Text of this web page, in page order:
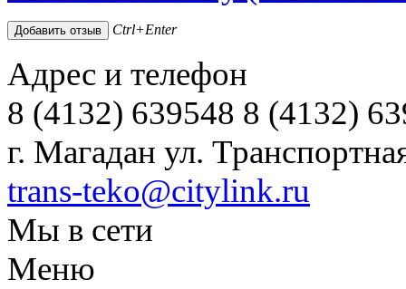
Ctrl+Enter
Адрес и телефон
8 (4132) 639548 8 (4132)
г. Магадан ул.
trans-teko@citylink.ru
Мы в сети
Меню